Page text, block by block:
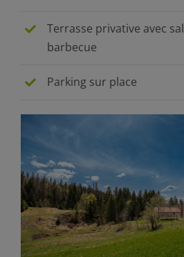
Terrasse privative avec
barbecue
Parking sur place